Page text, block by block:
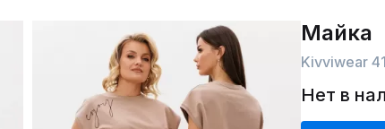
Майка
Kivviwear
Нет в